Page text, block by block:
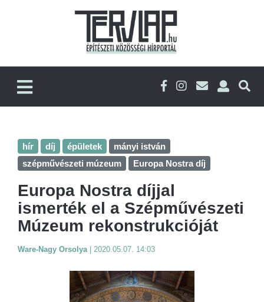
hír díj épületek
mányi istván
szépművészeti múzeum
Europa Nostra díj
Europa Nostra díjjal
ismerték el a Szépművészeti
Múzeum rekonstrukcióját
Ware-Nagy Orsolya 2020.05.07. 14:03